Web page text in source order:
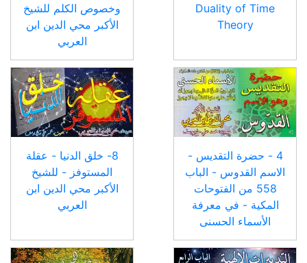
Duality of Time
Theory
وخصوص الكلم للشيخ
الأكبر محي الدين ابن
العربي
4 - حضرة التقديس -
الاسم القدوس - الباب
558 من الفتوحات
المكية - في معرفة
الأسماء الحسنى
8- خلق الدنيا - عقلة
المستوفز - للشيخ
الأكبر محي الدين ابن
العربي